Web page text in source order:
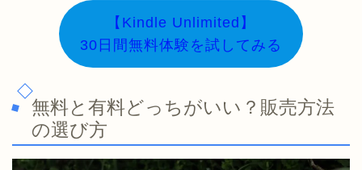
【Kindle Unlimited】
30日間無料体験を試してみる
無料と有料どっちがいい？販売方法
の選び方